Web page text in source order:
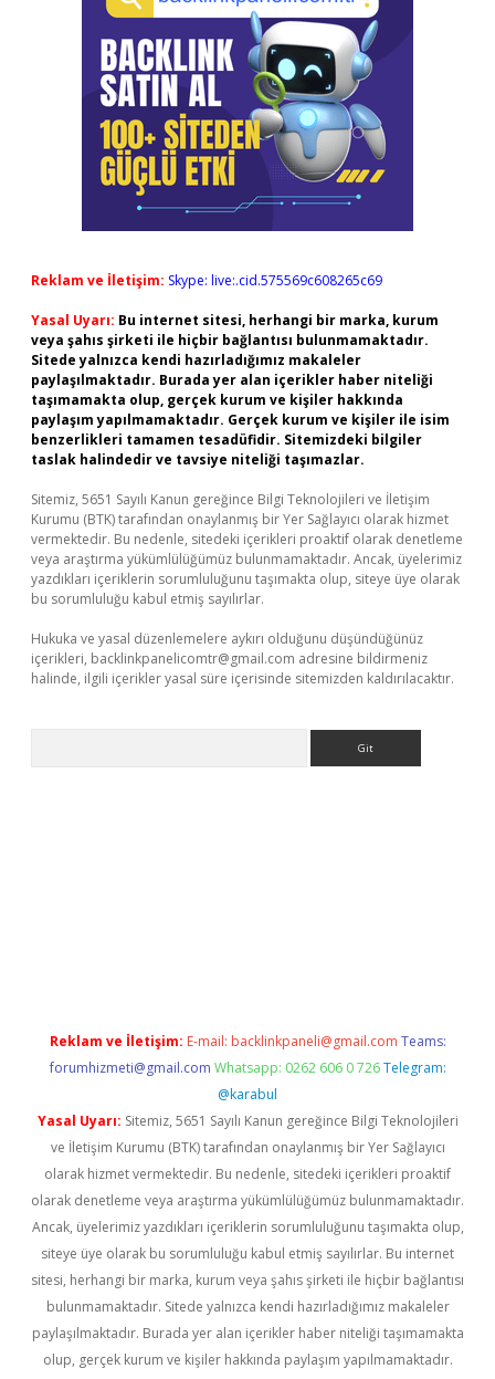
Reklam ve İletişim: Skype: live:.cid.575569c608265c69
Yasal Uyarı: Bu internet sitesi, herhangi bir marka, kurum
veya şahıs şirketi ile hiçbir bağlantısı bulunmamaktadır.
Sitede yalnızca kendi hazırladığımız makaleler
paylaşılmaktadır. Burada yer alan içerikler haber niteliği
taşımamakta olup, gerçek kurum ve kişiler hakkında
paylaşım yapılmamaktadır. Gerçek kurum ve kişiler ile isim
benzerlikleri tamamen tesadüfidir. Sitemizdeki bilgiler
taslak halindedir ve tavsiye niteliği taşımazlar.
Sitemiz, 5651 Sayılı Kanun gereğince Bilgi Teknolojileri ve İletişim
Kurumu (BTK) tarafından onaylanmış bir Yer Sağlayıcı olarak hizmet
vermektedir. Bu nedenle, sitedeki içerikleri proaktif olarak denetleme
veya araştırma yükümlülüğümüz bulunmamaktadır. Ancak, üyelerimiz
yazdıkları içeriklerin sorumluluğunu taşımakta olup, siteye üye olarak
bu sorumluluğu kabul etmiş sayılırlar.
Hukuka ve yasal düzenlemelere aykırı olduğunu düşündüğünüz
içerikleri, backlinkpanelicomtr@gmail.com adresine bildirmeniz
halinde, ilgili içerikler yasal süre içerisinde sitemizden kaldırılacaktır.
Reklam ve İletişim: E-mail: backlinkpaneli@gmail.com Teams:
forumhizmeti@gmail.com Whatsapp: 0262 606 0 726 Telegram:
@karabul
Yasal Uyarı: Sitemiz, 5651 Sayılı Kanun gereğince Bilgi Teknolojileri
ve İletişim Kurumu (BTK) tarafından onaylanmış bir Yer Sağlayıcı
olarak hizmet vermektedir. Bu nedenle, sitedeki içerikleri proaktif
olarak denetleme veya araştırma yükümlülüğümüz bulunmamaktadır.
Ancak, üyelerimiz yazdıkları içeriklerin sorumluluğunu taşımakta olup,
siteye üye olarak bu sorumluluğu kabul etmiş sayılırlar. Bu internet
sitesi, herhangi bir marka, kurum veya şahıs şirketi ile hiçbir bağlantısı
bulunmamaktadır. Sitede yalnızca kendi hazırladığımız makaleler
paylaşılmaktadır. Burada yer alan içerikler haber niteliği taşımamakta
olup, gerçek kurum ve kişiler hakkında paylaşım yapılmamaktadır.